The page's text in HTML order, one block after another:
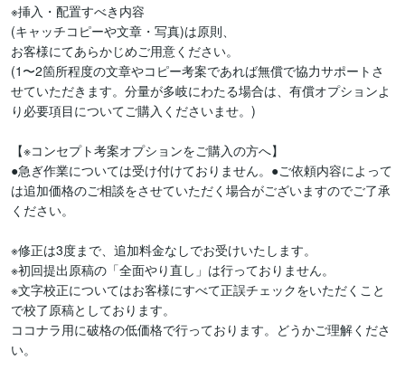
※挿入・配置すべき内容
(キャッチコピーや文章・写真)は原則、
お客様にてあらかじめご用意ください。
(1〜2箇所程度の文章やコピー考案であれば無償で協力サポートさ
せていただきます。分量が多岐にわたる場合は、有償オプションよ
り必要項目についてご購入くださいませ。)
【※コンセプト考案オプションをご購入の方へ】
●急ぎ作業については受け付けておりません。●ご依頼内容によって
は追加価格のご相談をさせていただく場合がございますのでご了承
ください。
※修正は3度まで、追加料金なしでお受けいたします。
※初回提出原稿の「全面やり直し」は行っておりません。
※文字校正についてはお客様にすべて正誤チェックをいただくこと
で校了原稿としております。
ココナラ用に破格の低価格で行っております。どうかご理解くださ
い。